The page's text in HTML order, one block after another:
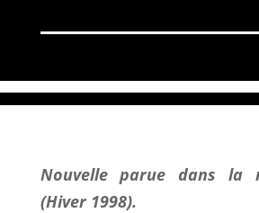
Nouvelle parue dans la
(Hiver 1998).